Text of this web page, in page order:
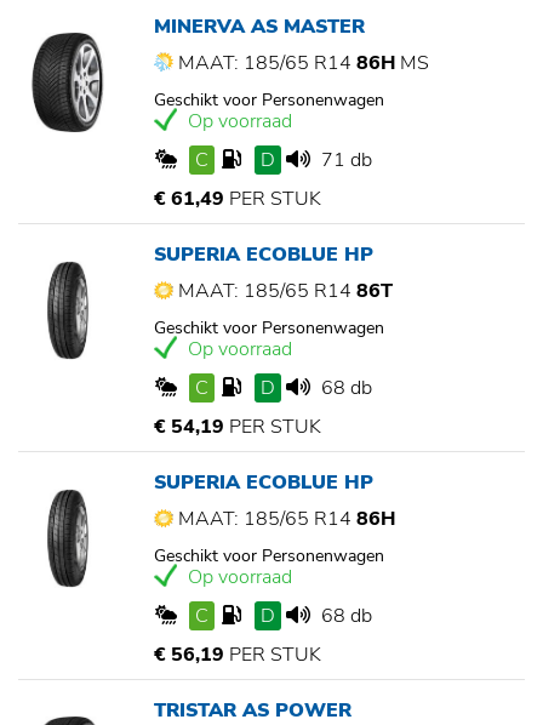
MINERVA AS MASTER
MAAT: 185/65 R14 86H MS
Geschikt voor Personenwagen
Op voorraad
C
D
71 db
€ 61,49 PER STUK
SUPERIA ECOBLUE HP
MAAT: 185/65 R14 86T
Geschikt voor Personenwagen
Op voorraad
C
D
68 db
€ 54,19 PER STUK
SUPERIA ECOBLUE HP
MAAT: 185/65 R14 86H
Geschikt voor Personenwagen
Op voorraad
C
D
68 db
€ 56,19 PER STUK
TRISTAR AS POWER